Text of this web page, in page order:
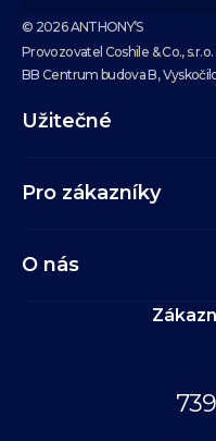
© 2026 ANTHONY’S
Provozovatel Coshile & Co.,
BB Centrum budova B,
Užitečné
Pro zákazníky
O nás